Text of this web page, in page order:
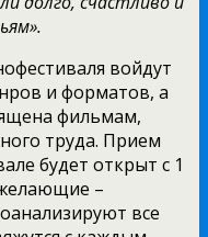
войдут
и форматов, а
фильмам,
труда. Прием
будет открыт с 1
–
все